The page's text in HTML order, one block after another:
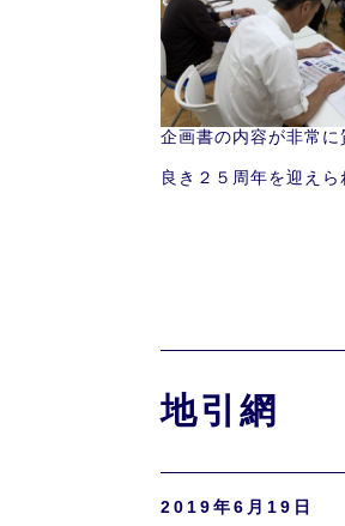
企画書の内容が非常に
良き２５周年を迎え
地引網
2019年6月19日